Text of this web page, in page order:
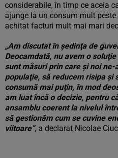
considerabile, în timp ce aceia
ajunge la un consum mult
achitat facturi mult mai mari
„Am discutat în şedinţa de
Deocamdată, nu avem o
sunt măsuri prin care şi noi
populaţie, să reducem risipa şi
consumă mai puţin, în mod
am luat încă o decizie, pentru
ansamblu coerent la nivelul
să gestionăm cum se cuvine
viitoare”, a declarat Nicolae